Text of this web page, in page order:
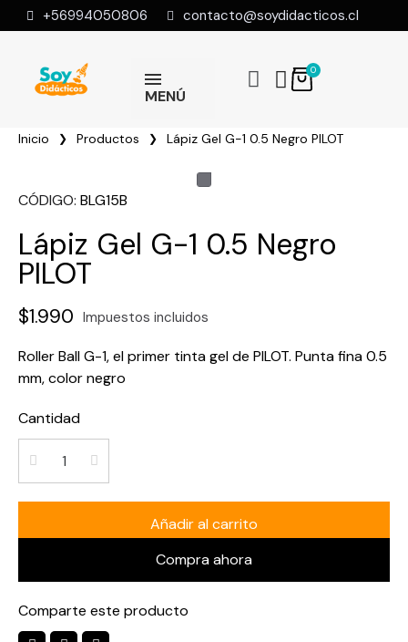
+56994050806 contacto@soydidacticos.cl
MENÚ
Inicio Productos Lápiz Gel G-1 0.5 Negro PILOT
CÓDIGO BLG15B
Lápiz Gel G-1 0.5 Negro
PILOT
$1.990 Impuestos incluidos
Roller Ball G-1, el primer tinta gel de PILOT. Punta fina 0.5
mm, color negro
Cantidad
Añadir al carrito
Compra ahora
Comparte este producto